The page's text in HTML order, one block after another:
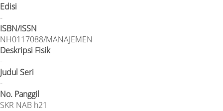
Edisi
-
ISBN/ISSN
NH0117088/MANAJEMEN
Deskripsi Fisik
-
Judul Seri
-
No. Panggil
SKR NAB h21